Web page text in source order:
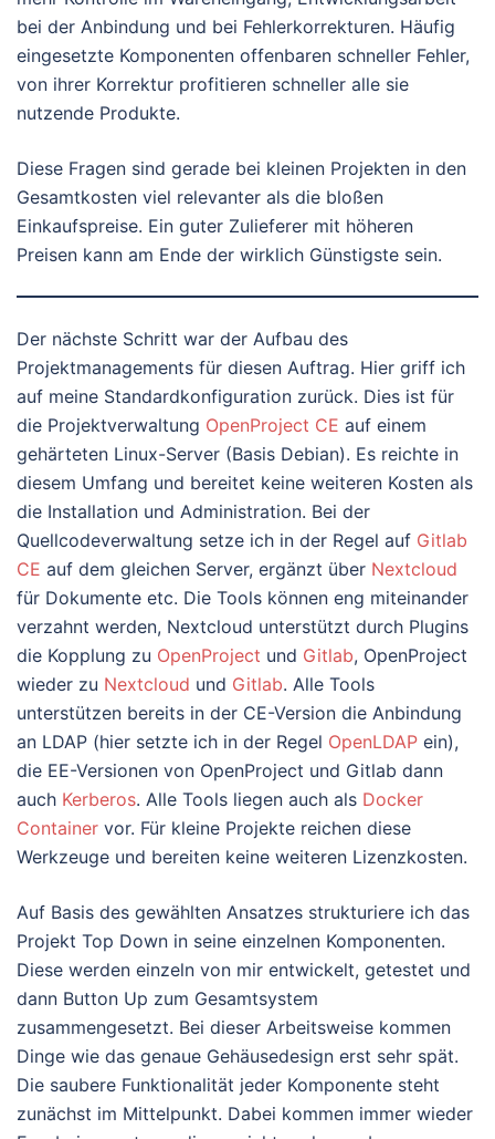
bei der Anbindung und bei Fehlerkorrekturen. Häufig
eingesetzte Komponenten offenbaren schneller Fehler,
von ihrer Korrektur profitieren schneller alle sie
nutzende Produkte.
Diese Fragen sind gerade bei kleinen Projekten in den
Gesamtkosten viel relevanter als die bloßen
Einkaufspreise. Ein guter Zulieferer mit höheren
Preisen kann am Ende der wirklich Günstigste sein.
Der nächste Schritt war der Aufbau des
Projektmanagements für diesen Auftrag. Hier griff ich
auf meine Standardkonfiguration zurück. Dies ist für
die Projektverwaltung OpenProject CE auf einem
gehärteten Linux-Server (Basis Debian). Es reichte in
diesem Umfang und bereitet keine weiteren Kosten als
die Installation und Administration. Bei der
Quellcodeverwaltung setze ich in der Regel auf Gitlab
CE auf dem gleichen Server, ergänzt über Nextcloud
für Dokumente etc. Die Tools können eng miteinander
verzahnt werden, Nextcloud unterstützt durch Plugins
die Kopplung zu OpenProject und Gitlab, OpenProject
wieder zu Nextcloud und Gitlab. Alle Tools
unterstützen bereits in der CE-Version die Anbindung
an LDAP (hier setzte ich in der Regel OpenLDAP ein),
die EE-Versionen von OpenProject und Gitlab dann
auch Kerberos. Alle Tools liegen auch als Docker
Container vor. Für kleine Projekte reichen diese
Werkzeuge und bereiten keine weiteren Lizenzkosten.
Auf Basis des gewählten Ansatzes strukturiere ich das
Projekt Top Down in seine einzelnen Komponenten.
Diese werden einzeln von mir entwickelt, getestet und
dann Button Up zum Gesamtsystem
zusammengesetzt. Bei dieser Arbeitsweise kommen
Dinge wie das genaue Gehäusedesign erst sehr spät.
Die saubere Funktionalität jeder Komponente steht
zunächst im Mittelpunkt. Dabei kommen immer wieder